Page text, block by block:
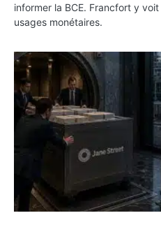
informer la BCE. Francfort y
usages monétaires.
Jane Street négocie le